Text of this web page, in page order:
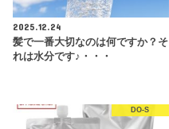
2025.12.24
髪で一番大切なのは何ですか？そ
れは水分です♪・・・
DO-S